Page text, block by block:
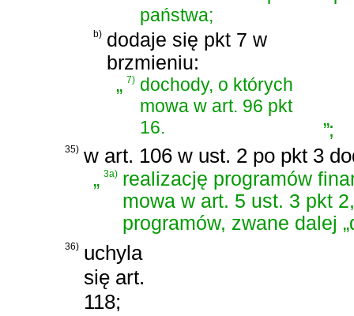
państwa;
b) dodaje się pkt 7 w
brzmieniu:
„ 7) dochody, o których
mowa w art. 96 pkt
16.
”
;
35) w art. 106 w ust. 2 po pkt 3
„3a) realizację programów
mowa w art. 5 ust. 3 pkt
programów, zwane dalej
36) uchyla
się art.
118;